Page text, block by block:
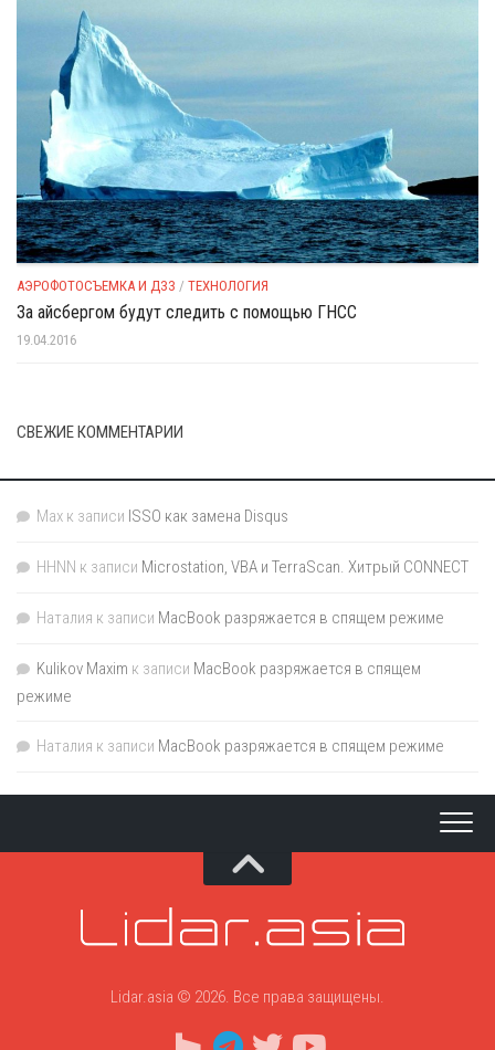
АЭРОФОТОСЪЕМКА И ДЗЗ / ТЕХНОЛОГИЯ
За айсбергом будут следить с помощью ГНСС
19.04.2016
СВЕЖИЕ КОММЕНТАРИИ
Max к записи ISSO как замена Disqus
HHNN к записи Microstation, VBA и TerraScan. Хитрый CONNECT
Наталия к записи MacBook разряжается в спящем режиме
Kulikov Maxim к записи MacBook разряжается в спящем
режиме
Наталия к записи MacBook разряжается в спящем режиме
Lidar.asia © 2026. Все права защищены.